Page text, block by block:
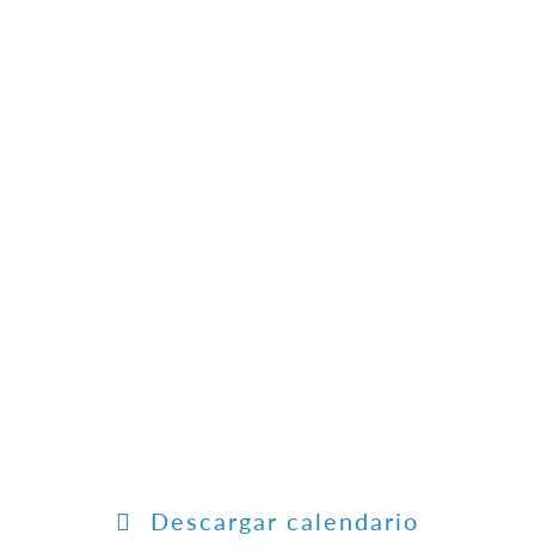
Descargar calendario